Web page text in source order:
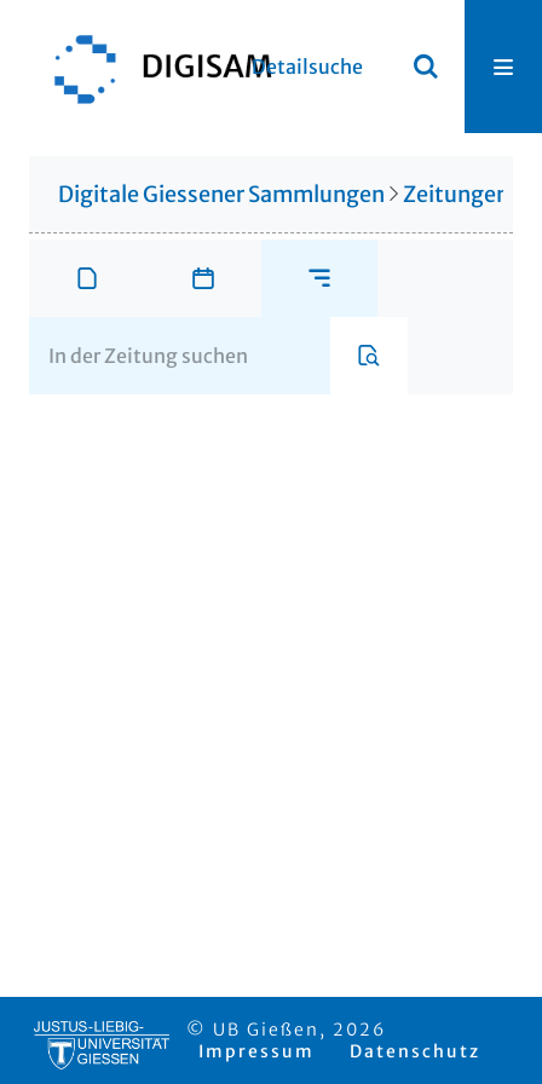
Detailsuche
Digitale Giessener Sammlungen Zeitungen
© UB Gießen, 2026
Impressum
Datenschutz